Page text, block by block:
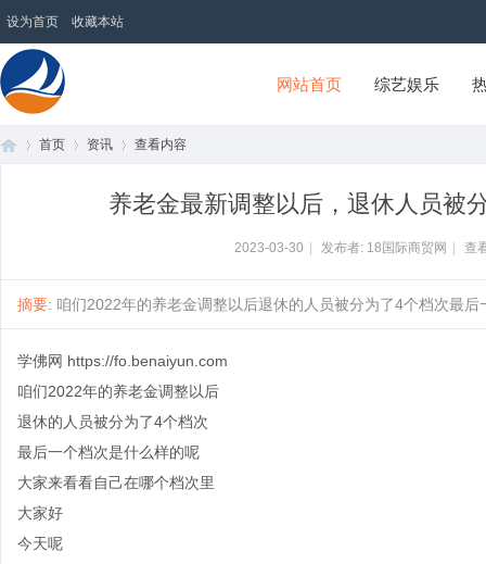
设为首页 收藏本站
18国际商贸网
网站首页 综艺娱乐
首页 资讯 查看内容
养老金最新调整以后，退休人员被
2023-03-30 发布者: 18国际商贸网 查
摘要: 咱们2022年的养老金调整以后退休的人员被分为了4个档次最
学佛网 https://fo.benaiyun.com
咱们2022年的养老金调整以后
退休的人员被分为了4个档次
最后一个档次是什么样的呢
大家来看看自己在哪个档次里
大家好
今天呢